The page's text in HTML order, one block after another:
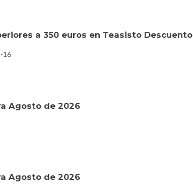
a 350 euros en Teasisto Descuento
16
Agosto de 2026
Agosto de 2026